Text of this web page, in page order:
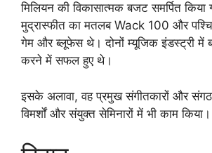
मिलियन की विकासात्मक बजट समर्पित
मुद्रास्फीत का मतलब Wack 100 और
गेम और ब्लूफेस थे। दोनों म्यूजिक इंडस्ट्री में
करने में सफल हुए थे।
इसके अलावा, वह प्रमुख संगीतकारों और
विमर्शों और संयुक्त सेमिनारों में भी काम किया।